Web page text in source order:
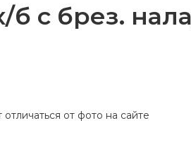
с брез.
от фото на сайте